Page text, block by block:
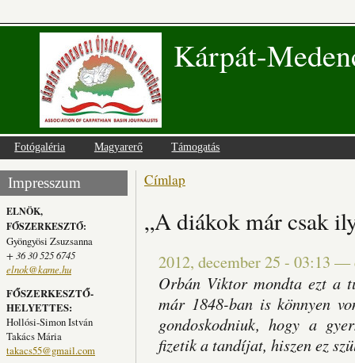
Kárpát-
Fotógaléria Magyarerő Támogatás
Impresszum
ELNÖK,
FŐSZERKESZTŐ:
Gyöngyösi Zsuzsanna
+ 36 30 525 6745
elnok@kame.hu
FŐSZERKESZTŐ-
HELYETTES:
Hollósi-Simon István
Takács Mária
takacs55@gmail.com
Jelenlegi hely
Címlap
„A diákok már csak
2012, december 25 - 03:13 —
Orbán Viktor mondta ezt a
már 1848-ban is könnyen
gondoskodniuk, hogy a
fizetik a tandíjat, hiszen ez